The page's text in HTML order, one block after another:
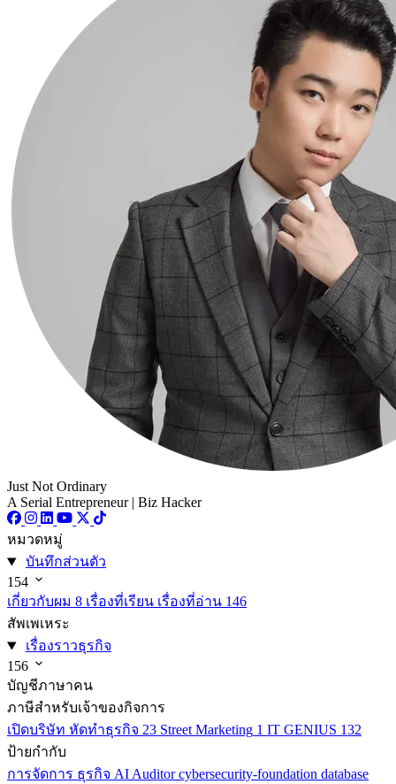
Just Not Ordinary
A Serial Entrepreneur | Biz Hacker
หมวดหมู่
บันทึกส่วนตัว
154
เกี่ยวกับผม 8 เรื่องที่เรียน เรื่องที่อ่าน 146
สัพเพเหระ
เรื่องราวธุรกิจ
156
บัญชีภาษาคน
ภาษีสำหรับเจ้าของกิจการ
เปิดบริษัท หัดทำธุรกิจ 23 Street Marketing 1 IT GENIUS 132
ป้ายกำกับ
การจัดการ ธุรกิจ AI Auditorcybersecurity-foundation database